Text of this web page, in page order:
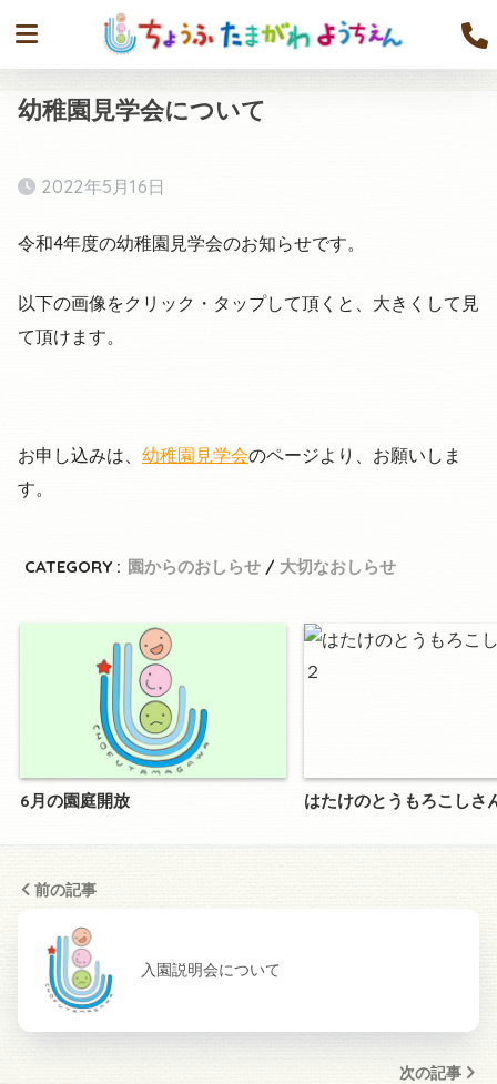
幼稚園見学会について
2022年5月16日
令和4年度の幼稚園見学会のお知らせです。
以下の画像をクリック・タップして頂くと、大きくして見
て頂けます。
お申し込みは、 幼稚園見学会のページより、お願いしま
す。
CATEGORY : 園からのおしらせ 大切なおしらせ
6月の園庭開放 はたけのとうもろこし
前の記事
入園説明会について
次の記事